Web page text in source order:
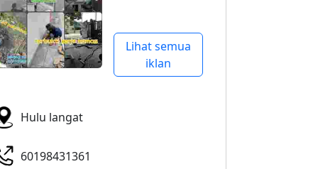
Lihat semua
iklan
Hulu langat
60198431361